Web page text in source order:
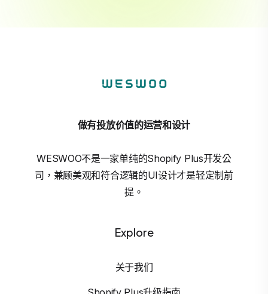
做有投放价值的运营和设计
WESWOO不是一家单纯的Shopify Plus开发公
司，兼顾美观和符合逻辑的UI设计才是轻定制前
提。
Explore
关于我们